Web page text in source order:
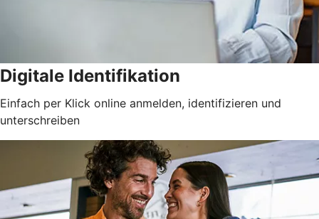
Digitale Identifikation
Einfach per Klick online anmelden, identifizieren und
unterschreiben